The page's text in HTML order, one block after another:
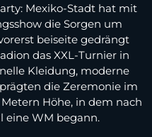
Mexiko-Stadt hat mit
die Sorgen um
beiseite gedrängt
das XXL-Turnier in
Kleidung, moderne
die Zeremonie im
Höhe, in dem nach
eine WM begann.